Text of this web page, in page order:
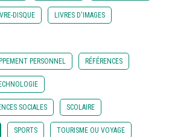
DISQUE LIVRES D'IMAGES
PERSONNEL RÉFÉRENCES
SOCIALES SCOLAIRE
SPORTS TOURISME OU VOYAGE